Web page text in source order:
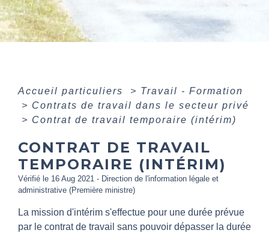
Accueil particuliers > Travail - Formation
> Contrats de travail dans le secteur privé
> Contrat de travail temporaire (intérim)
CONTRAT DE TRAVAIL
TEMPORAIRE (INTÉRIM)
Vérifié le 16 Aug 2021 - Direction de l'information légale et
administrative (Première ministre)
La mission d'intérim s'effectue pour une durée prévue
par le contrat de travail sans pouvoir dépasser la durée